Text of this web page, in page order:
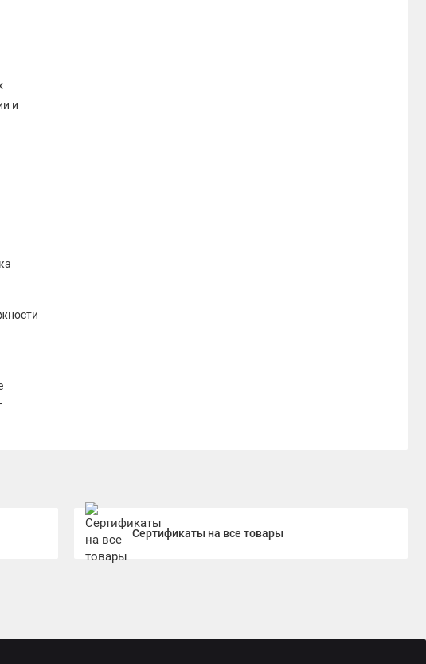
и
Сертификаты на все товары